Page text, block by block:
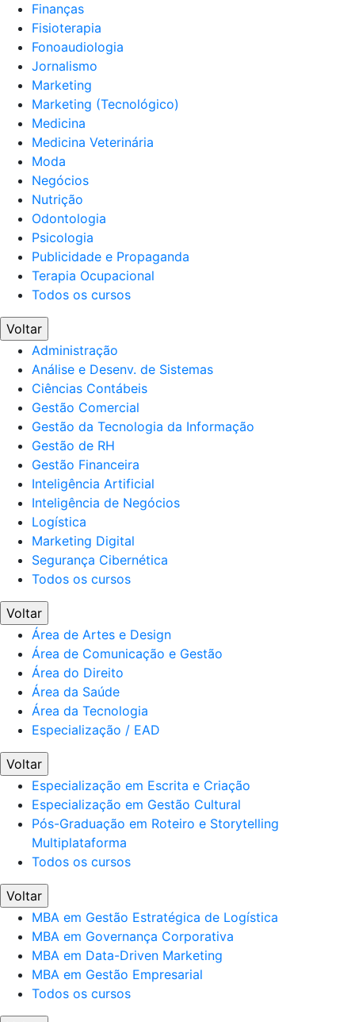
Finanças
Fisioterapia
Fonoaudiologia
Jornalismo
Marketing
Marketing (Tecnológico)
Medicina
Medicina Veterinária
Moda
Negócios
Nutrição
Odontologia
Psicologia
Publicidade e Propaganda
Terapia Ocupacional
Todos os cursos
Voltar
Administração
Análise e Desenv. de Sistemas
Ciências Contábeis
Gestão Comercial
Gestão da Tecnologia da Informação
Gestão de RH
Gestão Financeira
Inteligência Artificial
Inteligência de Negócios
Logística
Marketing Digital
Segurança Cibernética
Todos os cursos
Voltar
Área de Artes e Design
Área de Comunicação e Gestão
Área do Direito
Área da Saúde
Área da Tecnologia
Especialização / EAD
Voltar
Especialização em Escrita e Criação
Especialização em Gestão Cultural
Pós-Graduação em Roteiro e Storytelling
Multiplataforma
Todos os cursos
Voltar
MBA em Gestão Estratégica de Logística
MBA em Governança Corporativa
MBA em Data-Driven Marketing
MBA em Gestão Empresarial
Todos os cursos